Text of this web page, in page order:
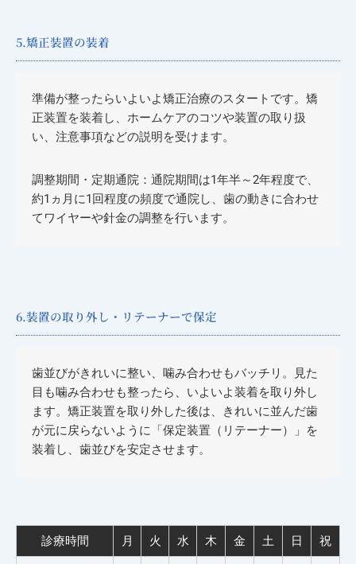
5.矯正装置の装着
準備が整ったらいよいよ矯正治療のスタートです。矯
正装置を装着し、ホームケアのコツや装置の取り扱
い、注意事項などの説明を受けます。
調整期間・定期通院：通院期間は1年半～2年程度で、
約1ヵ月に1回程度の頻度で通院し、歯の動きに合わせ
てワイヤーや針金の調整を行います。
6.装置の取り外し・リテーナーで保定
歯並びがきれいに整い、噛み合わせもバッチリ。見た
目も噛み合わせも整ったら、いよいよ装着を取り外し
ます。矯正装置を取り外した後は、きれいに並んだ歯
が元に戻らないように「保定装置（リテーナー）」を
装着し、歯並びを安定させます。
診療時間 月 火 水 木 金 土 日 祝